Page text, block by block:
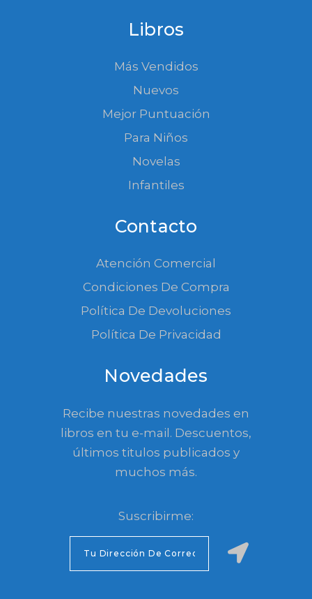
Libros
Más Vendidos
Nuevos
Mejor Puntuación
Para Niños
Novelas
Infantiles
Contacto
Atención Comercial
Condiciones De Compra
Política De Devoluciones
Política De Privacidad
Novedades
Recibe nuestras novedades en
libros en tu e-mail. Descuentos,
últimos titulos publicados y
muchos más.
Suscribirme: